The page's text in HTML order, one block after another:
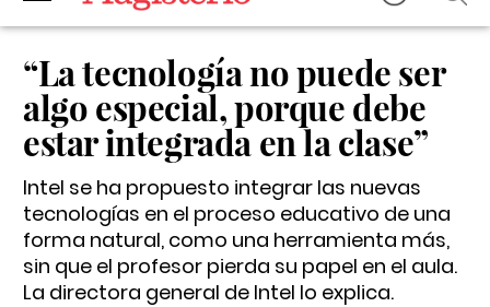
“La tecnología no puede ser
algo especial, porque debe
estar integrada en la clase”
Intel se ha propuesto integrar las nuevas
tecnologías en el proceso educativo de una
forma natural, como una herramienta más,
sin que el profesor pierda su papel en el aula.
La directora general de Intel lo explica.